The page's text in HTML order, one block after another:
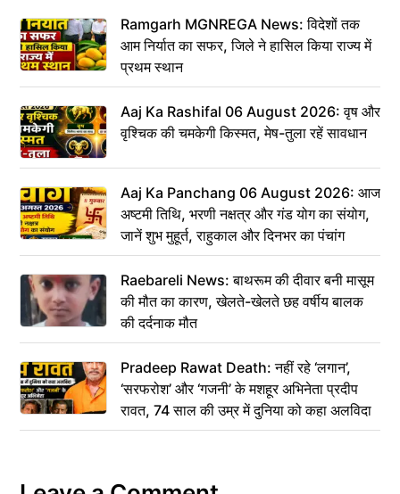
Ramgarh MGNREGA News: विदेशों तक
आम निर्यात का सफर, जिले ने हासिल किया राज्य में
प्रथम स्थान
Aaj Ka Rashifal 06 August 2026: वृष और
वृश्चिक की चमकेगी किस्मत, मेष-तुला रहें सावधान
Aaj Ka Panchang 06 August 2026: आज
अष्टमी तिथि, भरणी नक्षत्र और गंड योग का संयोग,
जानें शुभ मुहूर्त, राहुकाल और दिनभर का पंचांग
Raebareli News: बाथरूम की दीवार बनी मासूम
की मौत का कारण, खेलते-खेलते छह वर्षीय बालक
की दर्दनाक मौत
Pradeep Rawat Death: नहीं रहे ‘लगान’,
‘सरफरोश’ और ‘गजनी’ के मशहूर अभिनेता प्रदीप
रावत, 74 साल की उम्र में दुनिया को कहा अलविदा